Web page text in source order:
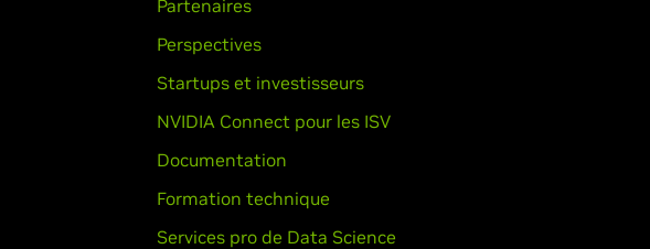
Partenaires
Perspectives
Startups et investisseurs
NVIDIA Connect pour les ISV
Documentation
Formation technique
Services pro de Data Science